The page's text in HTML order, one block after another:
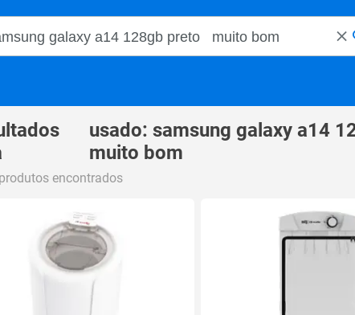
usado: samsung galaxy a14
muito bom
encontrados